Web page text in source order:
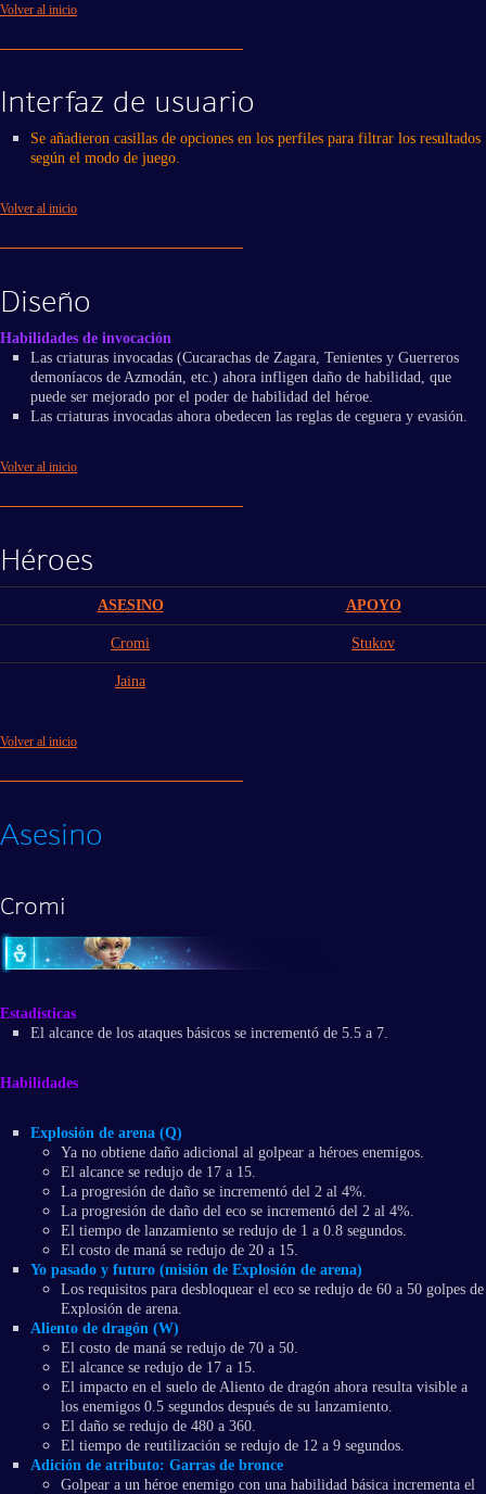
Volver al inicio
Interfaz de usuario
Se añadieron casillas de opciones en los perfiles para filtrar los resultados
según el modo de juego.
Volver al inicio
Diseño
Habilidades de invocación
Las criaturas invocadas (Cucarachas de Zagara, Tenientes y Guerreros
demoníacos de Azmodán, etc.) ahora infligen daño de habilidad, que
puede ser mejorado por el poder de habilidad del héroe.
Las criaturas invocadas ahora obedecen las reglas de ceguera y evasión.
Volver al inicio
Héroes
ASESINO APOYO
Cromi Stukov
Jaina
Volver al inicio
Asesino
Cromi
Estadísticas
El alcance de los ataques básicos se incrementó de 5.5 a 7.
Habilidades
Explosión de arena (Q)
Ya no obtiene daño adicional al golpear a héroes enemigos.
El alcance se redujo de 17 a 15.
La progresión de daño se incrementó del 2 al 4%.
La progresión de daño del eco se incrementó del 2 al 4%.
El tiempo de lanzamiento se redujo de 1 a 0.8 segundos.
El costo de maná se redujo de 20 a 15.
Yo pasado y futuro (misión de Explosión de arena)
Los requisitos para desbloquear el eco se redujo de 60 a 50 golpes de
Explosión de arena.
Aliento de dragón (W)
El costo de maná se redujo de 70 a 50.
El alcance se redujo de 17 a 15.
El impacto en el suelo de Aliento de dragón ahora resulta visible a
los enemigos 0.5 segundos después de su lanzamiento.
El daño se redujo de 480 a 360.
El tiempo de reutilización se redujo de 12 a 9 segundos.
Adición de atributo: Garras de bronce
Golpear a un héroe enemigo con una habilidad básica incrementa el